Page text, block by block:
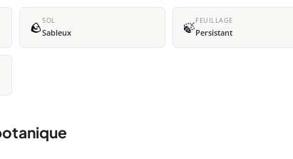
🪨SOL
Sableux 🍃FEUILLAGE
Persistant